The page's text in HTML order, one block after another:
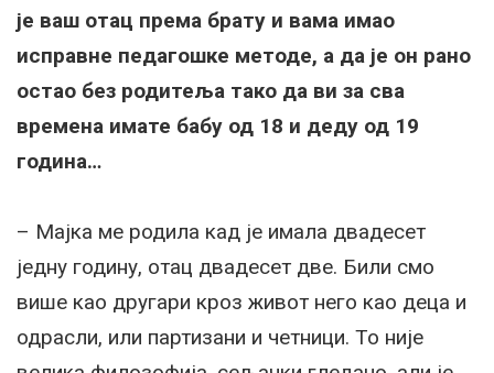
је ваш отац према брату и вама имао
исправне педагошке методе, а да је он рано
остао без родитеља тако да ви за сва
времена имате бабу од 18 и деду од 19
година…
– Мајка ме родила кад је имала двадесет
једну годину, отац двадесет две. Били смо
више као другари кроз живот него као деца и
одрасли, или партизани и четници. То није